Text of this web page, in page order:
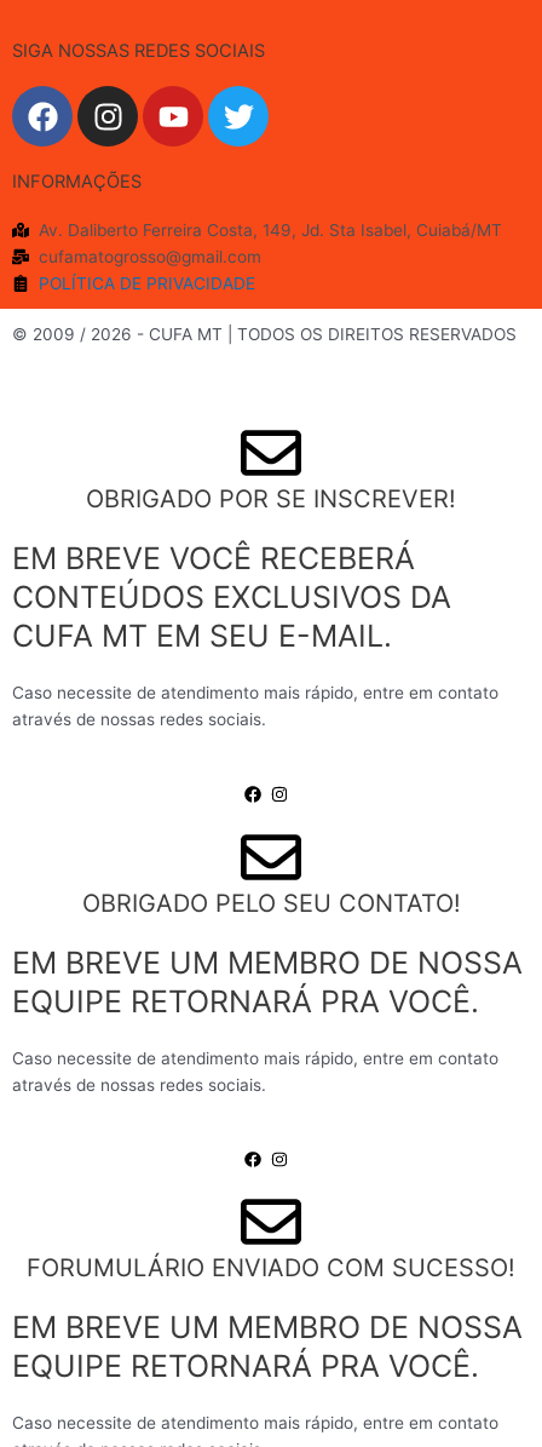
SIGA NOSSAS REDES SOCIAIS
F
a
e
b
o
o
k
I
n
t
a
g
r
a
m
Y
o
u
b
e
T
w
t
e
r
INFORMAÇÕES
Av. Daliberto Ferreira Costa, 149, Jd. Sta Isabel, Cuiabá/MT
cufamatogrosso@gmail.com
POLÍTICA DE PRIVACIDADE
© 2009 / 2026 - CUFA MT | TODOS OS DIREITOS RESERVADOS
OBRIGADO POR SE INSCREVER!
EM BREVE VOCÊ RECEBERÁ
CONTEÚDOS EXCLUSIVOS DA
CUFA MT EM SEU E-MAIL.
Caso necessite de atendimento mais rápido, entre em contato
através de nossas redes sociais.
OBRIGADO PELO SEU CONTATO!
EM BREVE UM MEMBRO DE NOSSA
EQUIPE RETORNARÁ PRA VOCÊ.
Caso necessite de atendimento mais rápido, entre em contato
através de nossas redes sociais.
FORUMULÁRIO ENVIADO COM SUCESSO!
EM BREVE UM MEMBRO DE NOSSA
EQUIPE RETORNARÁ PRA VOCÊ.
Caso necessite de atendimento mais rápido, entre em contato